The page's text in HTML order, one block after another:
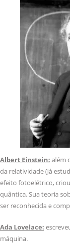
Albert Einstein: além
da relatividade (já
efeito fotoelétrico,
quântica. Sua teoria
ser reconhecida e
Ada Lovelace:
máquina.